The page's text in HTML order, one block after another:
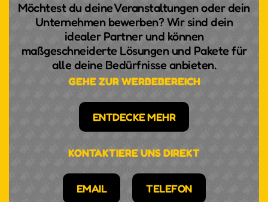
Möchtest du deine Veranstaltungen oder dein
Unternehmen bewerben? Wir sind dein
idealer Partner und können
maßgeschneiderte Lösungen und Pakete für
alle deine Bedürfnisse anbieten.
GEHE ZUR WERBEBEREICH
ENTDECKE MEHR
KONTAKTIERE UNS DIREKT
EMAIL TELEFON